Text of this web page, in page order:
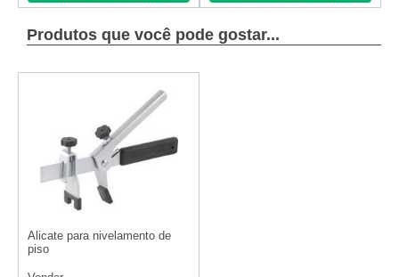
Produtos que você pode gostar...
Alicate para nivelamento de
piso